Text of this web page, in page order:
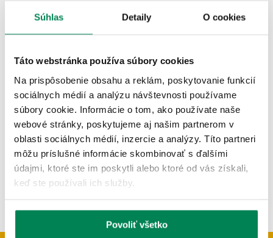
Súhlas Detaily O cookies
Táto webstránka používa súbory cookies
Na prispôsobenie obsahu a reklám, poskytovanie funkcií
sociálnych médií a analýzu návštevnosti používame
súbory cookie. Informácie o tom, ako používate naše
webové stránky, poskytujeme aj našim partnerom v
oblasti sociálnych médií, inzercie a analýzy. Títo partneri
môžu príslušné informácie skombinovať s ďalšími
údajmi, ktoré ste im poskytli alebo ktoré od vás získali,
keď ste používali ich služby.
Povoliť všetko
Mr Heater Ohrievač Portable Buddy DeWALT + Taška
Zdarma
Skladom/ u vás už 11.08.
OD 149.90 €
od 219.90 €